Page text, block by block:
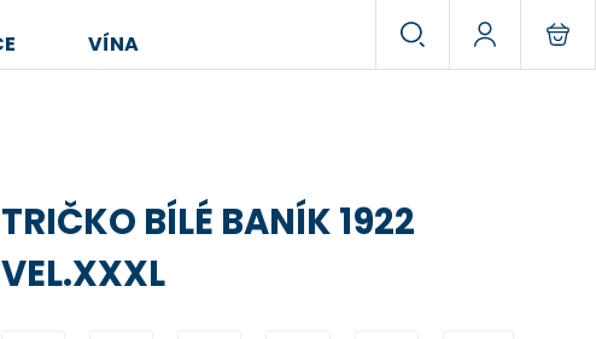
VÍNA
TRIČKO BÍLÉ BANÍK 1922
VEL.XXXL